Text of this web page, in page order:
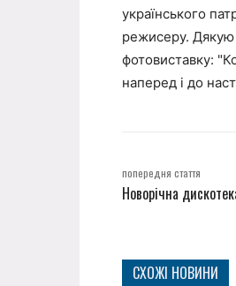
українського
режисеру. Дякую
фотовиставку:
наперед і до
попередня стаття
Новорічна
СХОЖІ НОВИНИ